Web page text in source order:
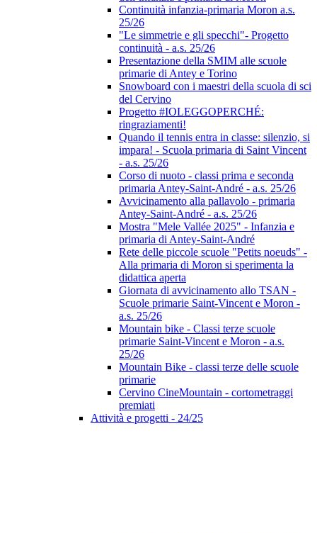
Continuità infanzia-primaria Moron a.s.
25/26
"Le simmetrie e gli specchi"- Progetto
continuità - a.s. 25/26
Presentazione della SMIM alle scuole
primarie di Antey e Torino
Snowboard con i maestri della scuola di sci
del Cervino
Progetto #IOLEGGOPERCHÉ:
ringraziamenti!
Quando il tennis entra in classe: silenzio, si
impara! - Scuola primaria di Saint Vincent
- a.s. 25/26
Corso di nuoto - classi prima e seconda
primaria Antey-Saint-André - a.s. 25/26
Avvicinamento alla pallavolo - primaria
Antey-Saint-André - a.s. 25/26
Mostra "Mele Vallée 2025" - Infanzia e
primaria di Antey-Saint-André
Rete delle piccole scuole "Petits noeuds" -
Alla primaria di Moron si sperimenta la
didattica aperta
Giornata di avvicinamento allo TSAN -
Scuole primarie Saint-Vincent e Moron -
a.s. 25/26
Mountain bike - Classi terze scuole
primarie Saint-Vincent e Moron - a.s.
25/26
Mountain Bike - classi terze delle scuole
primarie
Cervino CineMountain - cortometraggi
premiati
Attività e progetti - 24/25